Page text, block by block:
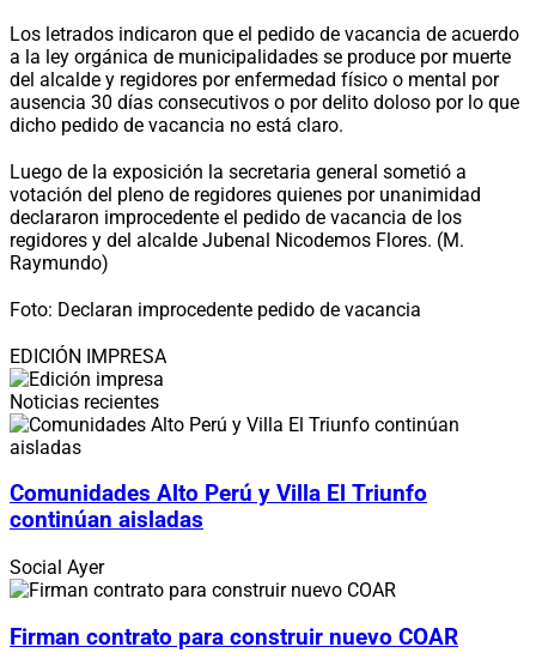
Los letrados indicaron que el pedido de vacancia de acuerdo
a la ley orgánica de municipalidades se produce por muerte
del alcalde y regidores por enfermedad físico o mental por
ausencia 30 días consecutivos o por delito doloso por lo que
dicho pedido de vacancia no está claro.
Luego de la exposición la secretaria general sometió a
votación del pleno de regidores quienes por unanimidad
declararon improcedente el pedido de vacancia de los
regidores y del alcalde Jubenal Nicodemos Flores. (M.
Raymundo)
Foto: Declaran improcedente pedido de vacancia
EDICIÓN IMPRESA
Noticias recientes
Comunidades Alto Perú y Villa El Triunfo
continúan aisladas
Social Ayer
Firman contrato para construir nuevo COAR